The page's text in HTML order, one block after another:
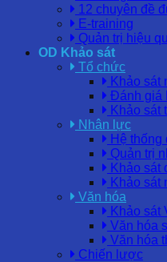
12 chuyên đề
E-training
Quản trị hiệu
OD Khảo sát
Tổ chức
Khảo sát
Đánh giá
Khảo sát
Nhân lực
Hệ
Quản trị
Khảo sát
Khảo sát
Văn hóa
Khảo sát
Văn hóa
Văn hóa
Chiến lược